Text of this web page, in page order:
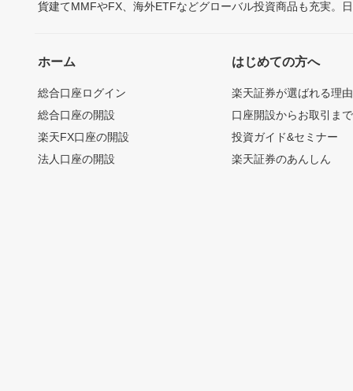
貨建てMMFやFX、海外ETFなどグローバル投資商品も充実。
ホーム
総合口座ログイン
総合口座の開設
楽天FX口座の開設
法人口座の開設
はじめての方へ
楽天証券が選ばれる理由
口座開設からお取引ま
投資ガイド&セミナー
楽天証券のあんしん